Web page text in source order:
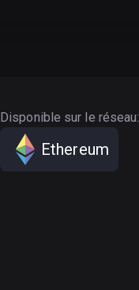
Disponible sur le réseau:
Ethereum